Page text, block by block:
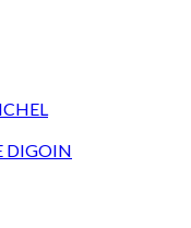
DIGOIN